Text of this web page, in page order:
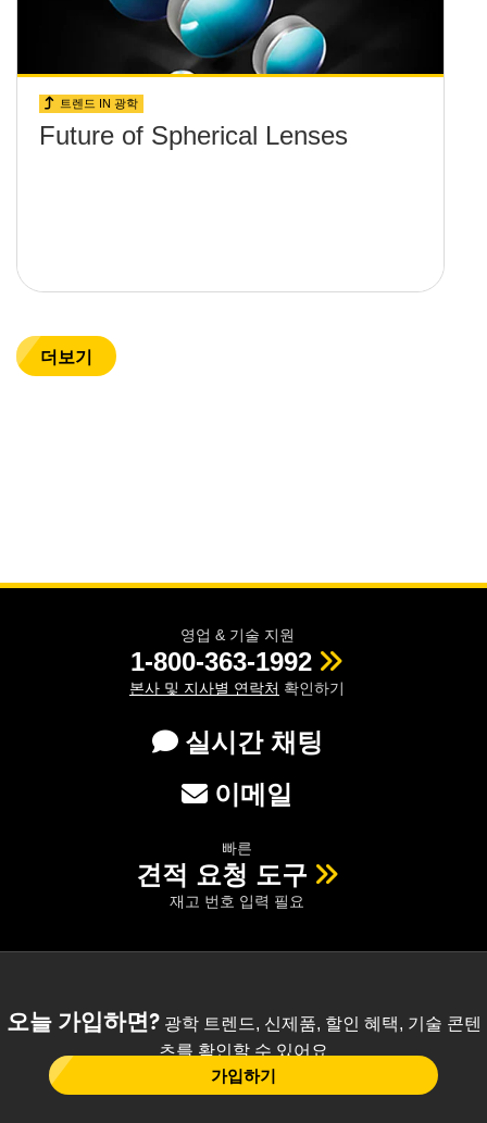
트렌드 IN 광학
Future of Spherical Lenses
더보기
영업 & 기술 지원
1-800-363-1992
본사 및 지사별 연락처 확인하기
실시간 채팅
이메일
빠른
견적 요청 도구
재고 번호 입력 필요
오늘 가입하면?광학 트렌드, 신제품, 할인 혜택, 기술 콘텐
츠를 확인할 수 있어요
가입하기